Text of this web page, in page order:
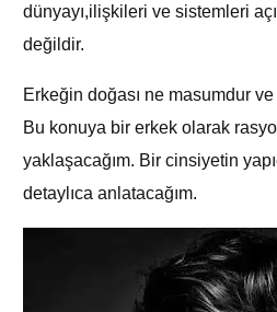
dünyayı,ilişkileri ve sistemleri
değildir.
Erkeğin doğası ne masumdur
Bu konuya bir erkek olarak
yaklaşacağım. Bir cinsiyetin
detaylıca anlatacağım.